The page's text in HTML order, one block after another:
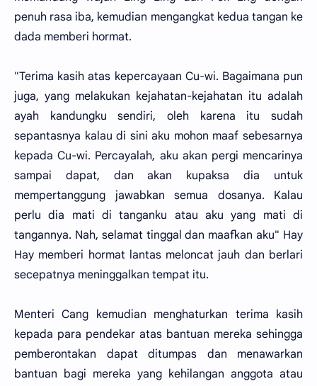
penuh rasa iba, kemudian mengangkat kedua tangan ke
dada memberi hormat.
"Terima kasih atas kepercayaan Cu-wi. Bagaimana pun
juga, yang melakukan kejahatan-kejahatan itu adalah
ayah kandungku sendiri, oleh karena itu sudah
sepantasnya kalau di sini aku mohon maaf sebesarnya
kepada Cu-wi. Percayalah, aku akan pergi mencarinya
sampai dapat, dan akan kupaksa dia untuk
mempertanggung jawabkan semua dosanya. Kalau
perlu dia mati di tanganku atau aku yang mati di
tangannya. Nah, selamat tinggal dan maafkan aku" Hay
Hay memberi hormat lantas meloncat jauh dan berlari
secepatnya meninggalkan tempat itu.
Menteri Cang kemudian menghaturkan terima kasih
kepada para pendekar atas bantuan mereka sehingga
pemberontakan dapat ditumpas dan menawarkan
bantuan bagi mereka yang kehilangan anggota atau